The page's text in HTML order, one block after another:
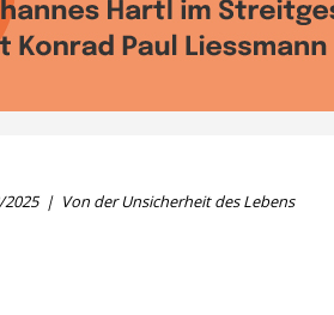
Von der Unsicherheit des Lebens